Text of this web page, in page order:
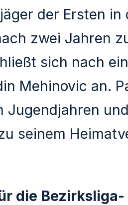
der Ersten in
zwei Jahren
sich nach
Mehinovic an.
Jugendjahren
seinem
die Bezirksliga-